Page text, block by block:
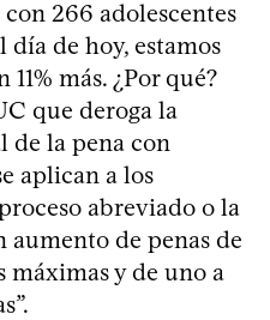
266 adolescentes
de hoy, estamos
más. ¿Por qué?
que deroga la
de la pena con
aplican a los
abreviado o la
de penas de
máximas y de uno a